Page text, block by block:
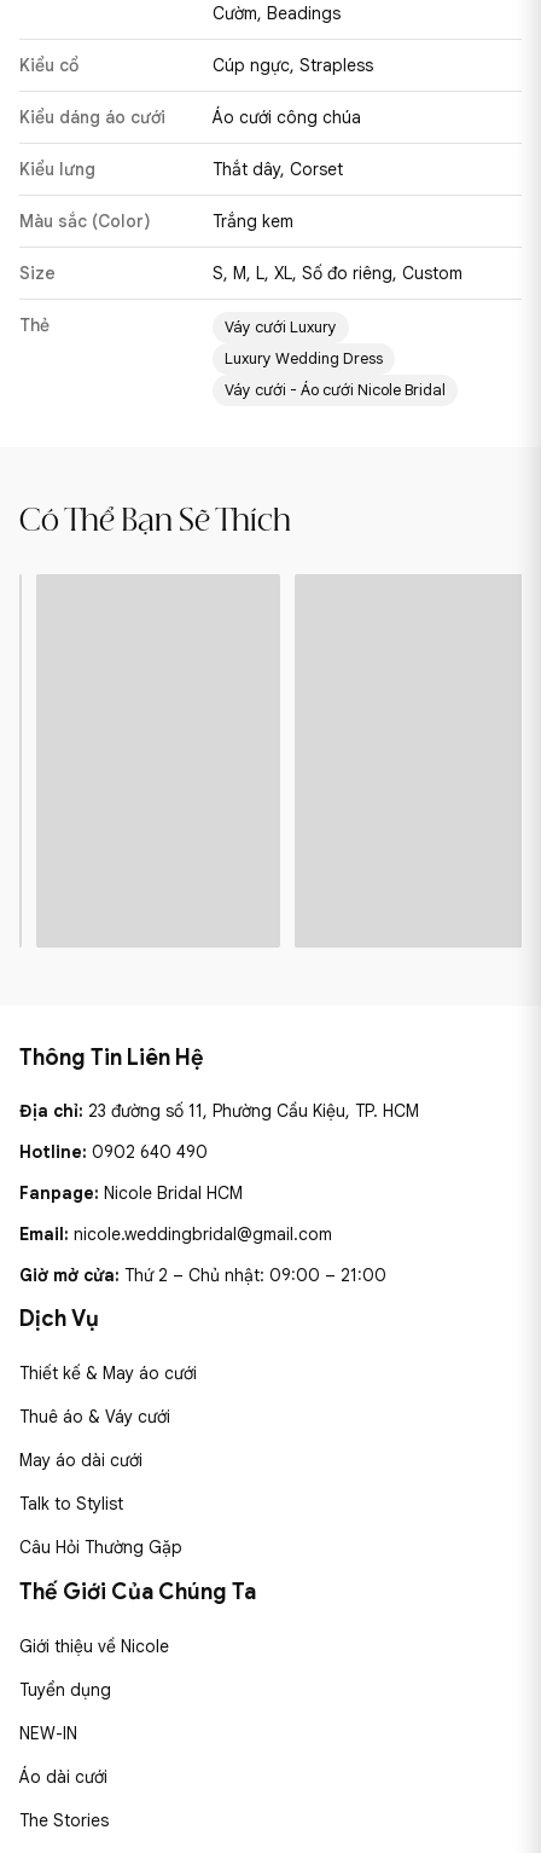
Cườm, Beadings
Kiểu cổ Cúp ngực, Strapless
Kiểu dáng áo cưới Áo cưới công chúa
Kiểu lưng Thắt dây, Corset
Màu sắc (Color) Trắng kem
Size S, M, L, XL, Số đo riêng, Custom
Thẻ
Váy cưới Luxury
Luxury Wedding Dress
Váy cưới - Áo cưới Nicole Bridal
Có Thể Bạn Sẽ Thích
TANZA
-
Thông Tin Liên Hệ
Địa chỉ: 23 đường số 11, Phường Cầu Kiệu, TP. HCM
Hotline: 0902 640 490
Fanpage: Nicole Bridal HCM
Email: nicole.weddingbridal@gmail.com
Giờ mở cửa: Thứ 2 – Chủ nhật: 09:00 – 21:00
Dịch Vụ
Thiết kế & May áo cưới
Thuê áo & Váy cưới
May áo dài cưới
Talk to Stylist
Câu Hỏi Thường Gặp
Thế Giới Của Chúng Ta
Giới thiệu về Nicole
Tuyển dụng
NEW-IN
Áo dài cưới
The Stories